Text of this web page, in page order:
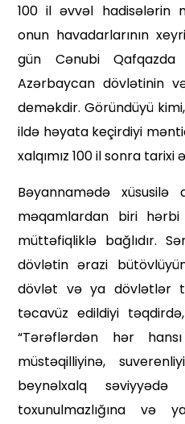
100 il əvvəl hadisələrin
onun hava­darlarının
gün Cənubi Qafqazda
Azərbaycan dövlətinin
deməkdir. Göründüyü
ildə həyata keçirdiyi
xalqımız 100 il sonra
Bəyannamədə
məqamlardan biri hərbi
müttəfiqliklə bağlıdır.
dövlətin ərazi
dövlət və ya dövlətlər
təcavüz edildiyi
“Tərəflərdən hər
müstəqilliyinə,
beynəlxalq səviyyədə
toxunulmazlığına və